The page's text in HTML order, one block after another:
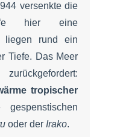
versenkte die
hier eine
liegen rund ein
Tiefe. Das Meer
tropischer
oder der Irako.